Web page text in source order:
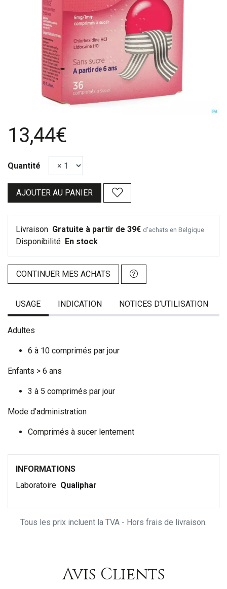
13,44€
Quantité
AJOUTER AU PANIER
Livraison Gratuite à partir de 39€ d’achats en Belgique
Disponibilité En stock
CONTINUER MES ACHATS
USAGE INDICATION NOTICES D’UTILISATION
Adultes
6 à 10 comprimés par jour
Enfants > 6 ans
3 à 5 comprimés par jour
Mode d'administration
Comprimés à sucer lentement
INFORMATIONS
Laboratoire Qualiphar
Tous les prix incluent la TVA - Hors frais de livraison.
Avis Clients